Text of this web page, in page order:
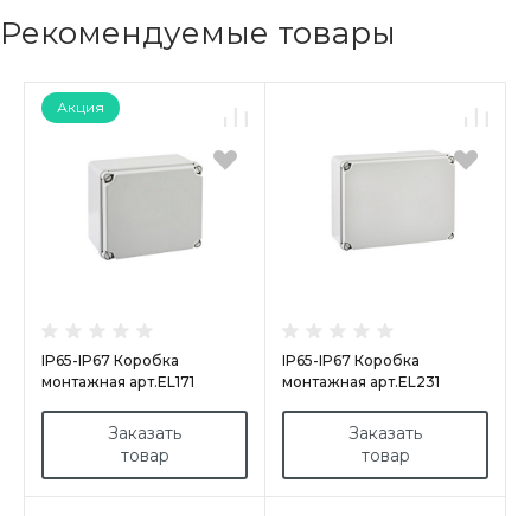
Рекомендуемые товары
Акция
IP65-IP67 Коробка
монтажная арт.EL171
Заказать
товар
IP65-IP67 Коробка
монтажная арт.EL231
Заказать
товар